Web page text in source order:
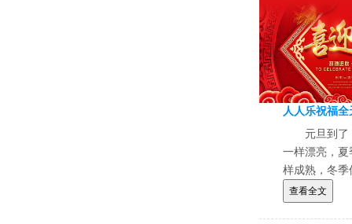
元旦到
一样漂亮，
样成熟，冬
节节欢喜;一
查看全文